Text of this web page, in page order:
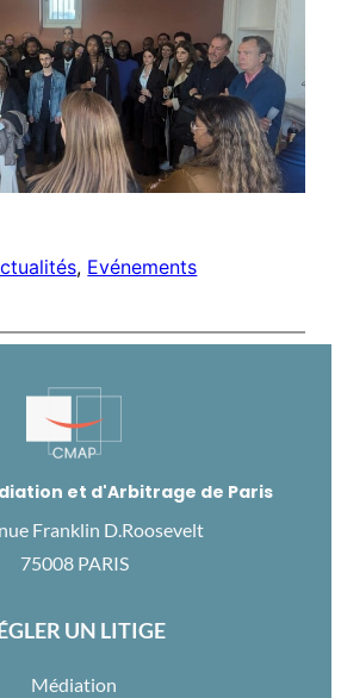
, Evénements
et d'Arbitrage de Paris
Franklin D.Roosevelt
75008 PARIS
UN LITIGE
Médiation